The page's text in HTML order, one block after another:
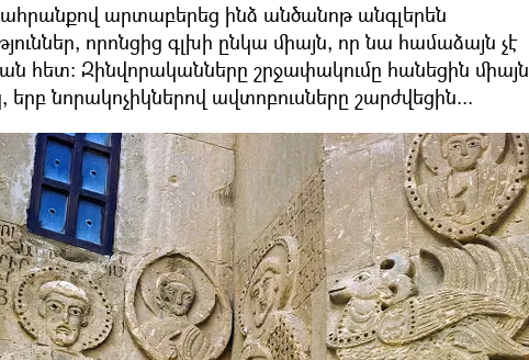
արտաբերեց ինձ անծանոթ անգլերեն
որոնցից գլխի ընկա միայն, որ նա համաձայն չէ
հետ։ Զինվորականները շրջափակումը հանեցին միայն
նորակոչիկներով ավտոբուսները շարժվեցին...